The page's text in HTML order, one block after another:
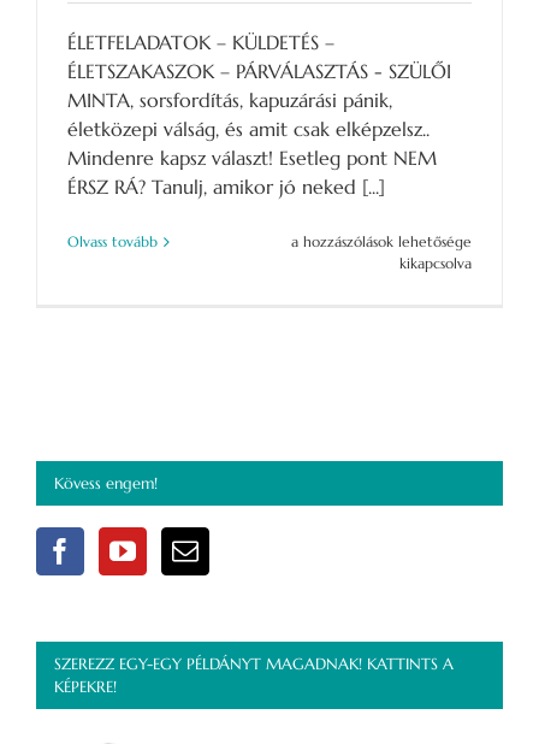
ÉLETFELADATOK – KÜLDETÉS –
ÉLETSZAKASZOK – PÁRVÁLASZTÁS - SZÜLŐI
MINTA, sorsfordítás, kapuzárási pánik,
életközepi válság, és amit csak elképzelsz..
Mindenre kapsz választ! Esetleg pont NEM
ÉRSZ RÁ? Tanulj, amikor jó neked [...]
Olvass tovább
SORSELEMZŐ
28
a hozzászólások lehetősége
kikapcsolva
Kövess engem!
SZEREZZ EGY-EGY PÉLDÁNYT MAGADNAK! KATTINTS A
KÉPEKRE!